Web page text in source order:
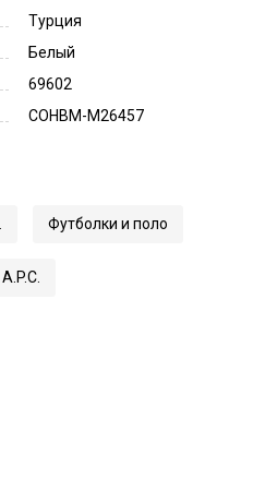
Турция
Белый
69602
COHBM-M26457
Футболки и поло
A.P.C.